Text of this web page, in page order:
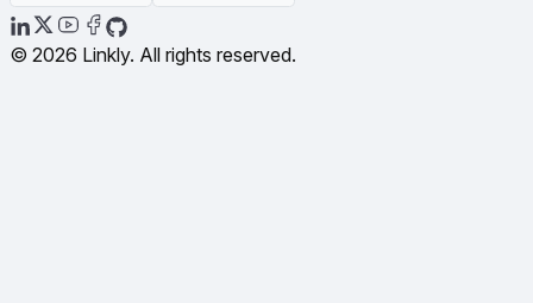
© 2026 Linkly. All rights reserved.